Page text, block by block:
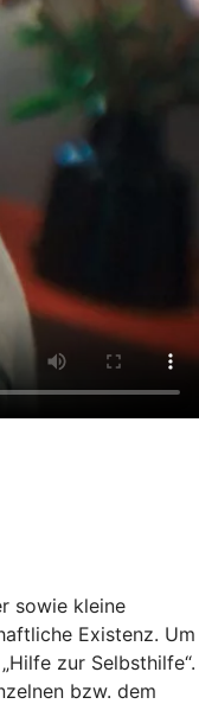
sowie kleine
Existenz. Um
zur Selbsthilfe“.
bzw. dem